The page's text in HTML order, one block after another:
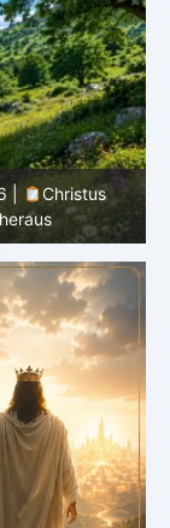
Christus